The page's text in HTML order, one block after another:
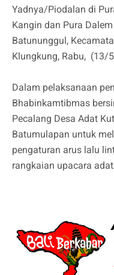
Yadnya/Piodalan di
Kangin dan Pura
Batununggul,
Klungkung, Rabu, (13/
Dalam pelaksanaan
Bhabinkamtibmas
Pecalang Desa Adat
Batumulapan untuk
pengaturan arus lalu
rangkaian upacara